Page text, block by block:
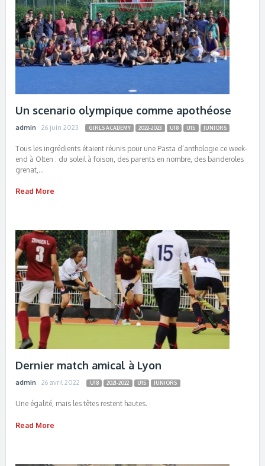
Un scenario olympique comme apothéose
admin 26 juin 2023 GIRLS ACADEMY 2022-2023 U18 U15 JUNIORS
Tous les ingrédients étaient réunis pour une Pasta d’anthologie ce week-
end à Olten : du soleil à foison, des parents en nombre, des banderoles
grenat,…
Read More
Dernier match amical à Lyon
admin 26 avril 2022 U18 2021-2022 U15 JUNIORS
Une égalité, mais les têtes restent hautes.
Read More